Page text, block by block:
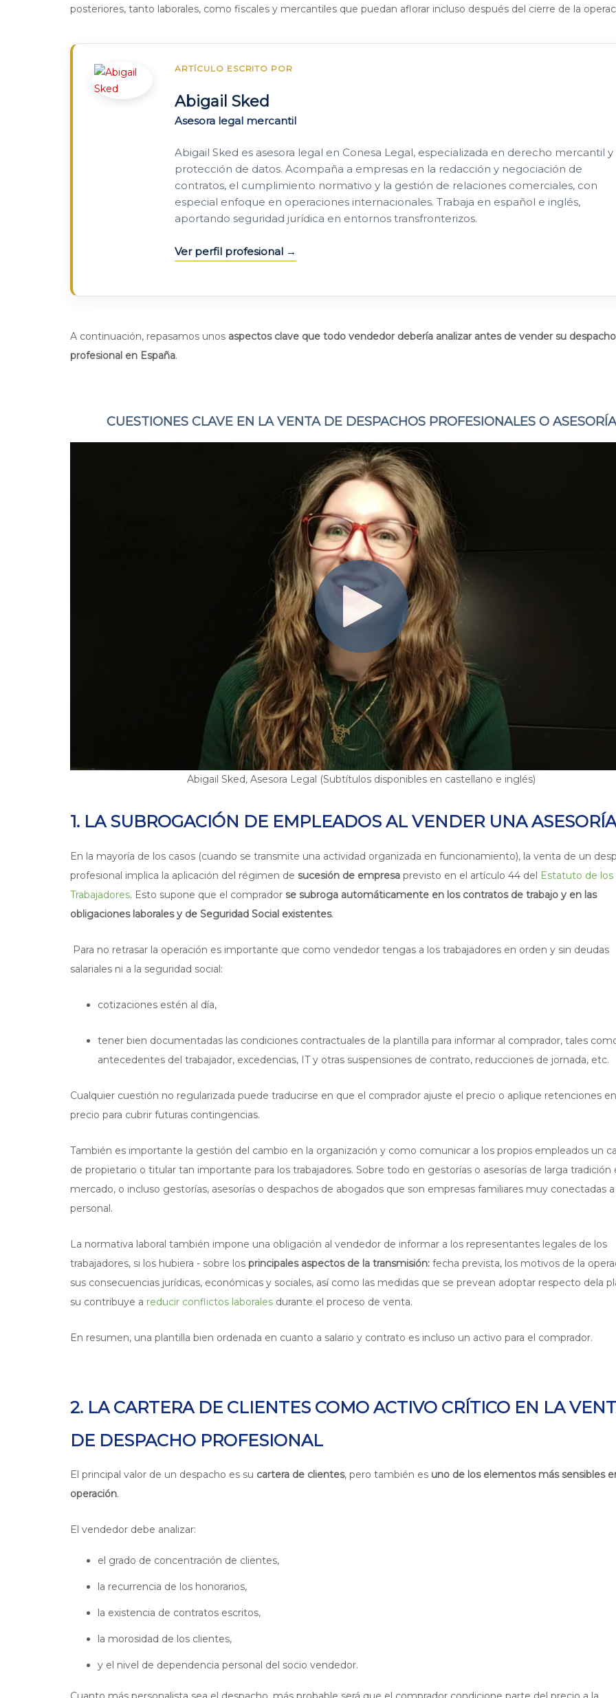
posteriores, tanto laborales, como fiscales y mercantiles que puedan aflorar incluso después del cierre de la
ARTÍCULO ESCRITO POR
Abigail Sked
Asesora legal mercantil
Abigail Sked es asesora legal en Conesa Legal, especializada en derecho mercantil y
protección de datos. Acompaña a empresas en la redacción y negociación de
contratos, el cumplimiento normativo y la gestión de relaciones comerciales, con
especial enfoque en operaciones internacionales. Trabaja en español e inglés,
aportando seguridad jurídica en entornos transfronterizos.
Ver perfil profesional
A continuación, repasamos unos aspectos clave que todo vendedor debería analizar antes de vender su despacho
profesional en España.
CUESTIONES CLAVE EN LA VENTA DE DESPACHOS PROFESIONALES O ASESORÍA
Abigail Sked, Asesora Legal (Subtítulos disponibles en castellano e inglés)
1. LA SUBROGACIÓN DE EMPLEADOS AL VENDER UNA ASESORÍA
En la mayoría de los casos (cuando se transmite una actividad organizada en funcionamiento), la venta de un
profesional implica la aplicación del régimen de sucesión de empresa previsto en el artículo 44 del Estatuto de los
Trabajadores. Esto supone que el comprador se subroga automáticamente en los contratos de trabajo y en las
obligaciones laborales y de Seguridad Social existentes.
Para no retrasar la operación es importante que como vendedor tengas a los trabajadores en orden y sin deudas
salariales ni a la seguridad social:
cotizaciones estén al día,
tener bien documentadas las condiciones contractuales de la plantilla para informar al comprador, tales
antecedentes del trabajador, excedencias, IT y otras suspensiones de contrato, reducciones de jornada, etc.
Cualquier cuestión no regularizada puede traducirse en que el comprador ajuste el precio o aplique retenciones
precio para cubrir futuras contingencias.
También es importante la gestión del cambio en la organización y como comunicar a los propios empleados un
de propietario o titular tan importante para los trabajadores. Sobre todo en gestorías o asesorías de larga tradición
mercado, o incluso gestorías, asesorías o despachos de abogados que son empresas familiares muy conectadas a
personal.
La normativa laboral también impone una obligación al vendedor de informar a los representantes legales de los
trabajadores, si los hubiera - sobre los principales aspectos de la transmisión: fecha prevista, los motivos de la
sus consecuencias jurídicas, económicas y sociales, así como las medidas que se prevean adoptar respecto dela
su contribuye a reducir conflictos laborales durante el proceso de venta.
En resumen, una plantilla bien ordenada en cuanto a salario y contrato es incluso un activo para el comprador.
2. LA CARTERA DE CLIENTES COMO ACTIVO CRÍTICO EN LA
DE DESPACHO PROFESIONAL
El principal valor de un despacho es su cartera de clientes, pero también es uno de los elementos más sensibles
operación.
El vendedor debe analizar:
el grado de concentración de clientes,
la recurrencia de los honorarios,
la existencia de contratos escritos,
la morosidad de los clientes,
y el nivel de dependencia personal del socio vendedor.